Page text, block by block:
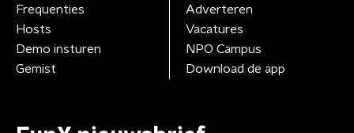
Frequenties
Hosts
Demo insturen
Gemist
Adverteren
Vacatures
NPO Campus
Download de app